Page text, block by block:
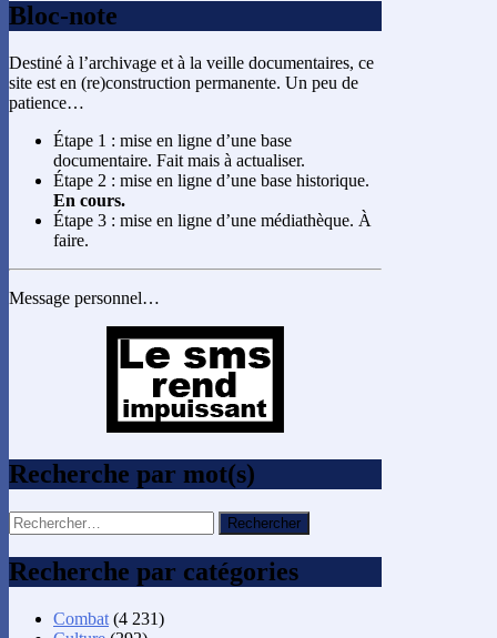
Bloc-note
Destiné à l’archivage et à la veille documentaires, ce
site est en (re)construction permanente. Un peu de
patience…
Étape 1 : mise en ligne d’une base
documentaire. Fait mais à actualiser.
Étape 2 : mise en ligne d’une base historique.
En cours.
Étape 3 : mise en ligne d’une médiathèque. À
faire.
Message personnel…
Recherche par mot(s)
Rechercher :
Recherche par catégories
Combat (4 231)